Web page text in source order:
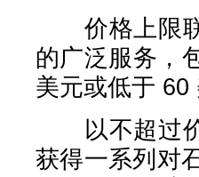
价格上限联
的广泛服务，
美元或低于 60
以不超过价
获得一系列对